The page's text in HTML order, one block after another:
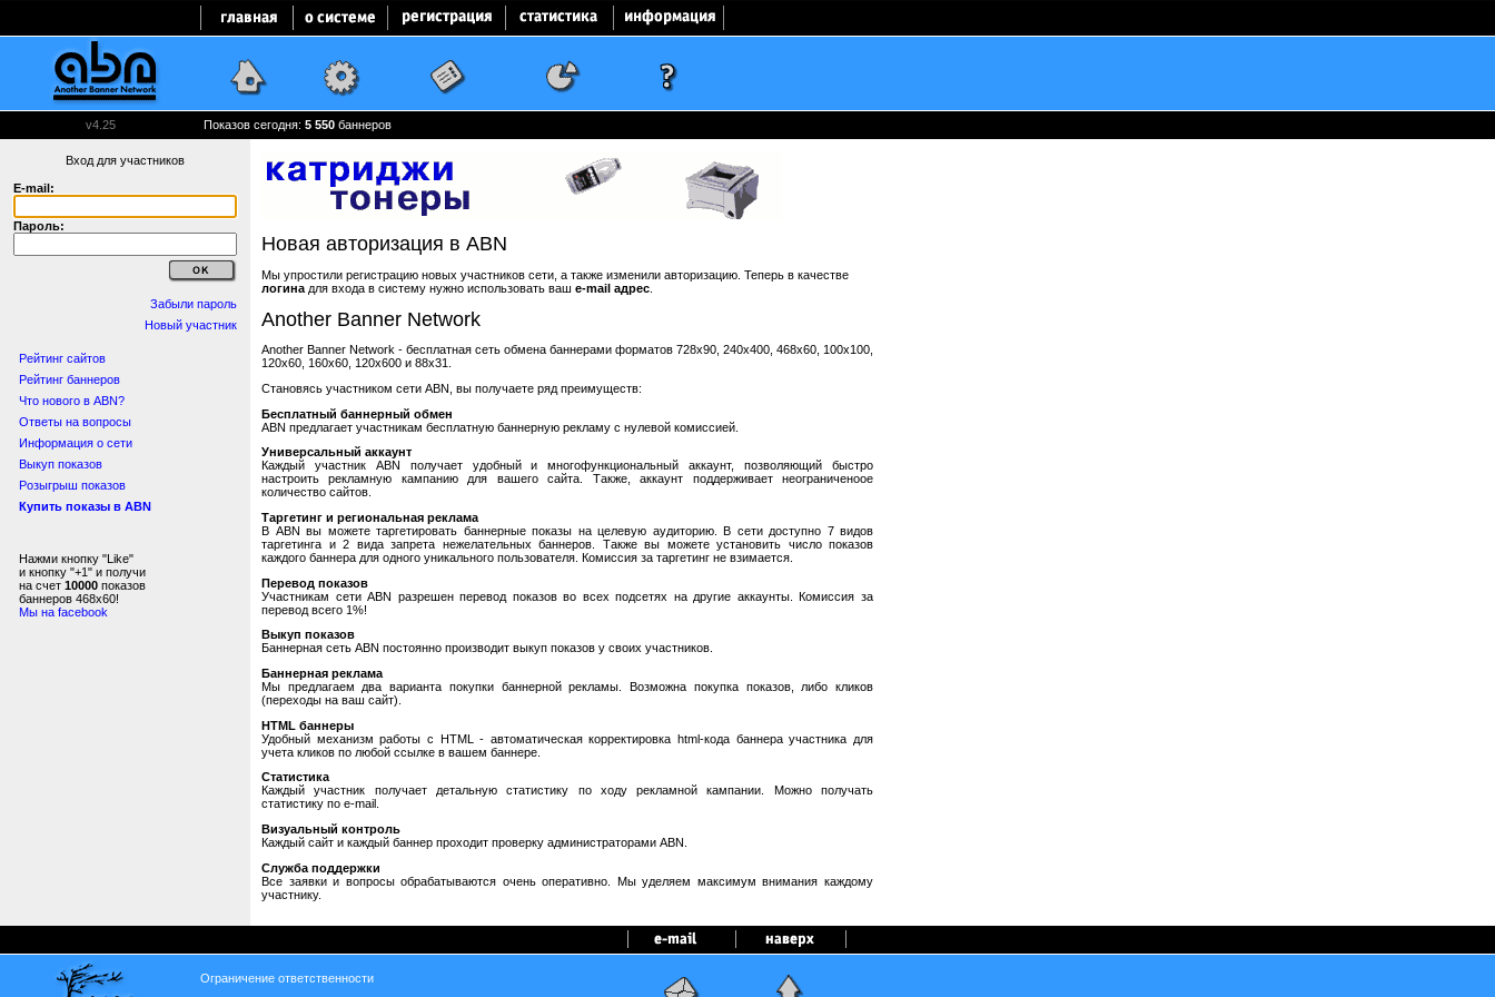
v4.25 Показов сегодня: 5 550 баннеров
Вход для участников
E-mail:
Пароль:
Забыли пароль
Новый участник
Рейтинг сайтов
Рейтинг баннеров
Что нового в ABN?
Ответы на вопросы
Информация о сети
Выкуп показов
Розыгрыш показов
Купить показы в ABN
Нажми кнопку "Like"
и кнопку "+1" и получи
на счет 10000 показов
баннеров 468x60!
Мы на facebook
Новая авторизация в ABN
Мы упростили регистрацию новых участников сети, а также изменили авторизацию. Теперь в качестве
логина для входа в систему нужно использовать ваш e-mail адрес
Another Banner Network
Another Banner Network - бесплатная сеть обмена баннерами форматов 728x90, 240x400, 468x60, 100x100,
120x60, 160x60, 120x600 и 88x31.
Становясь участником сети ABN, вы получаете ряд преимуществ:
Бесплатный баннерный обмен
ABN предлагает участникам бесплатную баннерную рекламу с нулевой комиссией.
Универсальный аккаунт
Каждый участник ABN получает удобный и многофункциональный аккаунт, позволяющий быстро
настроить рекламную кампанию для вашего сайта. Также, аккаунт поддерживает неограниченоое
количество сайтов.
Таргетинг и региональная реклама
В ABN вы можете таргетировать баннерные показы на целевую аудиторию. В сети доступно 7 видов
таргетинга и 2 вида запрета нежелательных баннеров. Также вы можете установить число показов
каждого баннера для одного уникального пользователя. Комиссия за таргетинг не взимается.
Перевод показов
Участникам сети ABN разрешен перевод показов во всех подсетях на другие аккаунты. Комиссия за
перевод всего 1%!
Выкуп показов
Баннерная сеть ABN постоянно производит выкуп показов у своих участников.
Баннерная реклама
Мы предлагаем два варианта покупки баннерной рекламы. Возможна покупка показов, либо кликов
(переходы на ваш сайт).
HTML баннеры
Удобный механизм работы с HTML - автоматическая корректировка html-кода баннера участника для
учета кликов по любой ссылке в вашем баннере.
Статистика
Каждый участник получает детальную статистику по ходу рекламной кампании. Можно получать
статистику по e-mail.
Визуальный контроль
Каждый сайт и каждый баннер проходит проверку администраторами ABN.
Служба поддержки
Все заявки и вопросы обрабатываются очень оперативно. Мы уделяем максимум внимания каждому
участнику.
Ограничение ответственности